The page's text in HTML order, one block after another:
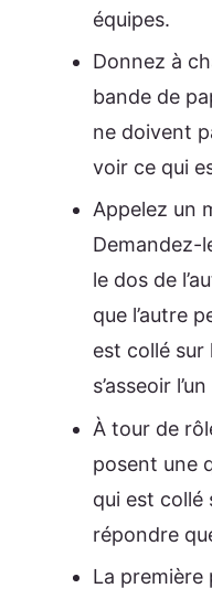
équipes.
Donnez à
bande de
ne doivent
voir ce qui
Appelez un
Demandez-
le dos de
que l’autre
est collé sur
s’asseoir
À tour de
posent une
qui est collé
répondre
La première